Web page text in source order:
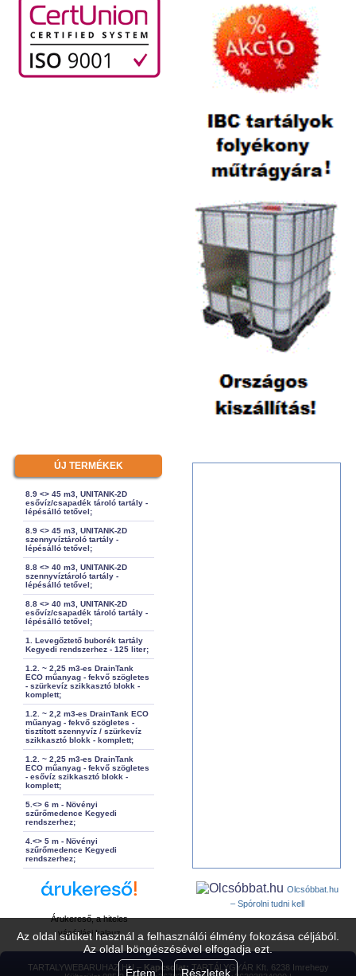
Az oldal sütiket használ a felhasználói élmény fokozása céljából.
Az oldal böngészésével elfogadja ezt.
Értem
Részletek
ÚJ TERMÉKEK
8.9 <> 45 m3, UNITANK-2D
esővíz/csapadék tároló tartály -
lépésálló tetővel;
8.9 <> 45 m3, UNITANK-2D
szennyvíztároló tartály -
lépésálló tetővel;
8.8 <> 40 m3, UNITANK-2D
szennyvíztároló tartály -
lépésálló tetővel;
8.8 <> 40 m3, UNITANK-2D
esővíz/csapadék tároló tartály -
lépésálló tetővel;
1. Levegőztető buborék tartály
Kegyedi rendszerhez - 125 liter;
1.2. ~ 2,25 m3-es DrainTank
ECO műanyag - fekvő szögletes
- szürkevíz szikkasztó blokk -
komplett;
1.2. ~ 2,2 m3-es DrainTank ECO
műanyag - fekvő szögletes -
tisztított szennyvíz / szürkevíz
szikkasztó blokk - komplett;
1.2. ~ 2,25 m3-es DrainTank
ECO műanyag - fekvő szögletes
- esővíz szikkasztó blokk -
komplett;
5.<> 6 m - Növényi
szűrőmedence Kegyedi
rendszerhez;
4.<> 5 m - Növényi
szűrőmedence Kegyedi
rendszerhez;
Árukereső, a hiteles
vásárlási kalauz
Olcsóbbat.hu
– Spórolni tudni kell
TARTALYWEBARUHAZ.HU – Kapcsolat: TARTÁLYGYÁR Kft. 6238 Imrehegy